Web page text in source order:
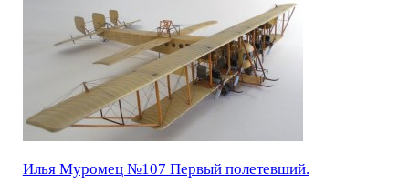
Илья Муромец №107 Первый полетевший.